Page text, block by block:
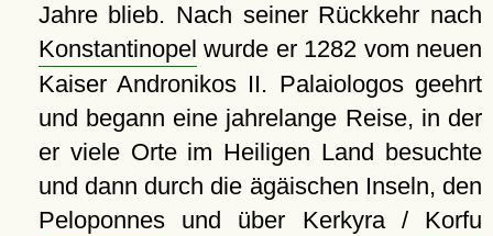
Jahre blieb. Nach seiner Rückkehr nach
Konstantinopel wurde er 1282 vom neuen
Kaiser Andronikos II. Palaiologos geehrt
und begann eine jahrelange Reise, in der
er viele Orte im Heiligen Land besuchte
und dann durch die ägäischen Inseln, den
Peloponnesund über Kerkyra / Korfu